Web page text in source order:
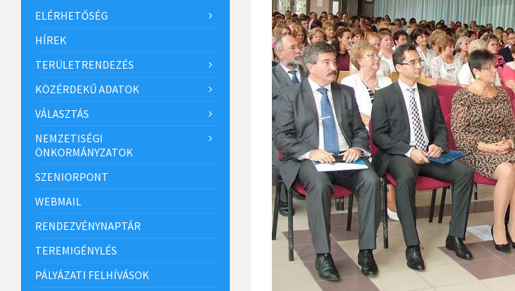
ELÉRHETŐSÉG
HÍREK
TERÜLETRENDEZÉS
KÖZÉRDEKŰ ADATOK
VÁLASZTÁS
NEMZETISÉGI
ÖNKORMÁNYZATOK
SZENIORPONT
WEBMAIL
RENDEZVÉNYNAPTÁR
TEREMIGÉNYLÉS
PÁLYÁZATI FELHÍVÁSOK